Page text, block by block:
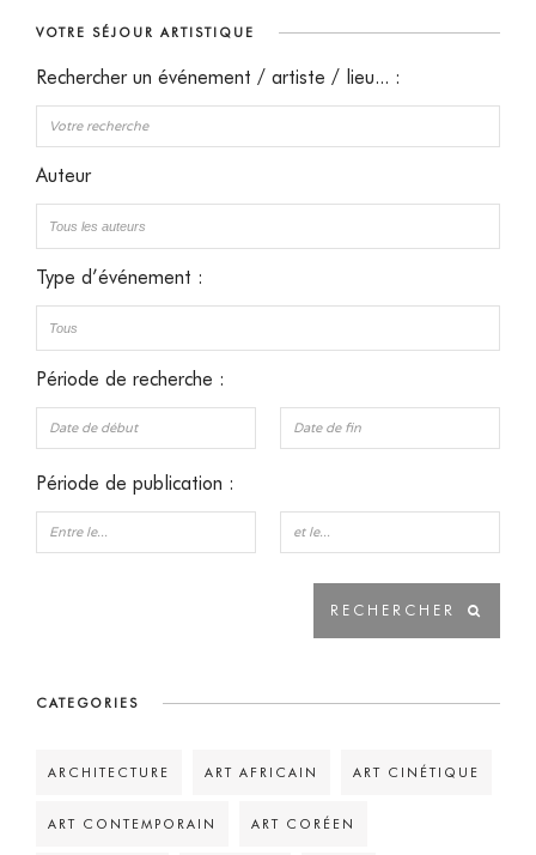
VOTRE SÉJOUR ARTISTIQUE
Rechercher un événement / artiste / lieu... :
Auteur
Type d’événement :
Période de recherche :
Période de publication :
CATEGORIES
ARCHITECTURE ART AFRICAIN ART CINÉTIQUE
ART CONTEMPORAIN ART CORÉEN